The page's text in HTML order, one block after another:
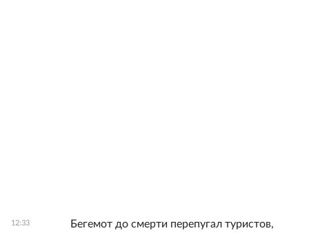
12:33
Бегемот до смерти перепугал туристов,